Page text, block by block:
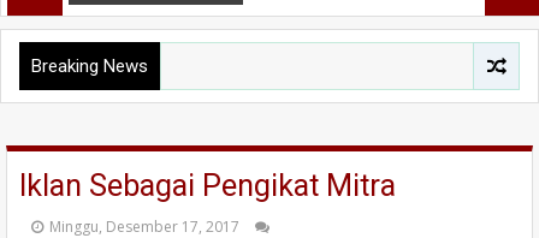
Breaking News
Iklan Sebagai Pengikat Mitra
Minggu, Desember 17, 2017